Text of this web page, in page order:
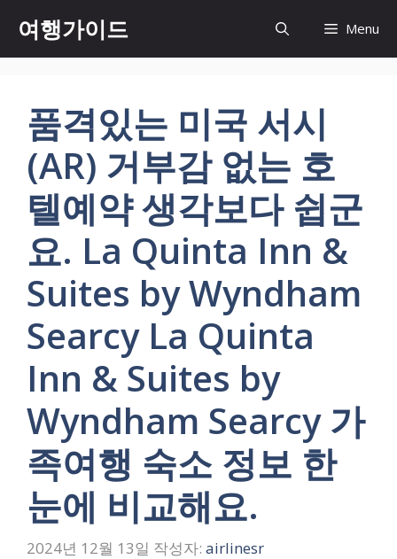
츠
여행가이드 Menu
품격있는 미국 서시
(AR) 거부감 없는 호
텔예약 생각보다 쉽군
요. La Quinta Inn &
Suites by Wyndham
Searcy La Quinta
Inn & Suites by
Wyndham Searcy 가
족여행 숙소 정보 한
눈에 비교해요.
2024년 12월 13일 작성자: airlinesr